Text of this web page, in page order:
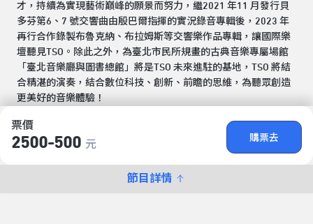
票價
2500-500 元
購票去
節目詳情
才，持續為實現藝術巔峰的願景而努力，繼2021 年11 月發行貝
多芬第6、7 號交響曲由殷巴爾指揮的實況錄音專輯後，2023 年
再行合作錄製布魯克納、布拉姆斯等交響樂作品專輯，讓國際樂
壇聽見TSO。除此之外，為臺北市民所規畫的古典音樂專屬場館
「臺北音樂廳與圖書總館」將是TSO 未來進駐的基地，TSO 將結
合精湛的演奏，結合數位科技、創新、前瞻的思維，為聽眾創造
更美好的音樂體驗！